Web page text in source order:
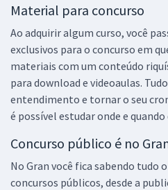
Material para concurso
Ao adquirir algum curso, você
exclusivos para o concurso em
materiais com um conteúdo
para download e videoaulas.
entendimento e tornar o seu
é possível estudar onde e quando
Concurso público é no
No Gran você fica sabendo tudo
concursos públicos, desde a